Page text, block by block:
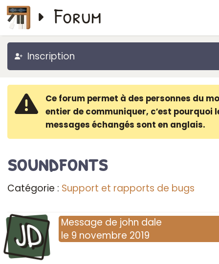
Forum
Inscription
Ce forum permet à des personnes du
entier de communiquer, c′est pourquoi
messages échangés sont en anglais.
soundfonts
Catégorie : Support et rapports de bugs
JD Message de john dale
le 9 novembre 2019